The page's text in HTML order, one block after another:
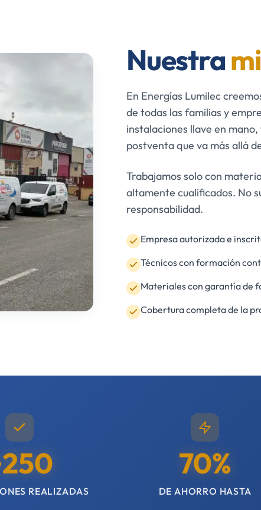
Nuestra
En Energías Lumilec
de todas las familias y
instalaciones llave en
postventa que va más allá
Trabajamos solo con
altamente cualificados. No
responsabilidad.
Empresa autorizada e
Técnicos con formación
Materiales con garantía de
Cobertura completa de la
REALIZADAS
70%
DE AHORRO HASTA